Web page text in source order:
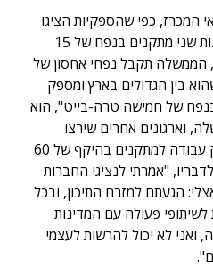
המכרז, כפי שהספקיות הציגו
בפניו, כל אחת מהן צריכה לבנות שני מתקנים בנפח של 15
הממשלה תקבל נפחי אחסון של
בין הגדולים בארץ ומספק
של חמישה טרה-בייט", הוא
וארגונים אחרים שירצו
להצטרף למכרז, יספקו מספיק עבודה למתקנים בהיקף של 60
"אמרתי לנציגי החברות
הגעתם למזרח התיכון, ובכל
פעולה עם המדינות
ואני לא יכול להרשות לעצמי